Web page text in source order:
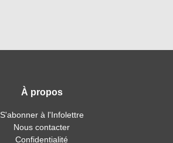
À propos
S'abonner à l'Infolettre
Nous contacter
Confidentialité